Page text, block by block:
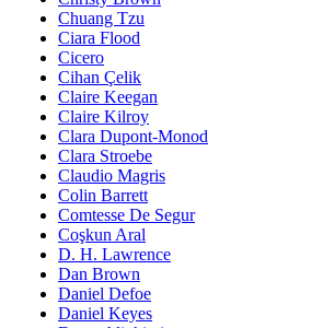
Chuang Tzu
Ciara Flood
Cicero
Cihan Çelik
Claire Keegan
Claire Kilroy
Clara Dupont-Monod
Clara Stroebe
Claudio Magris
Colin Barrett
Comtesse De Segur
Coşkun Aral
D. H. Lawrence
Dan Brown
Daniel Defoe
Daniel Keyes